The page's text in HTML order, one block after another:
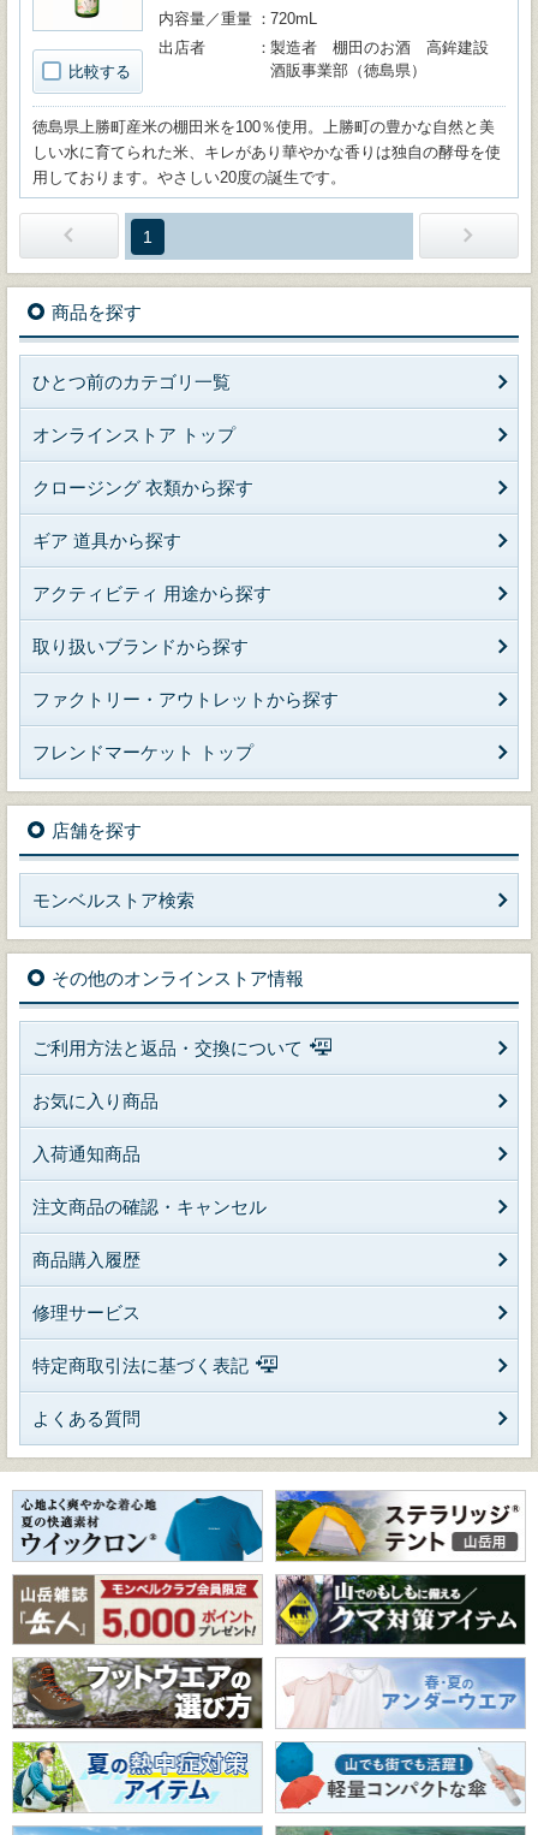
比較する
内容量／重量
720mL
出店者
製造者 棚田のお酒 高鉾建設
酒販事業部（徳島県）
徳島県上勝町産米の棚田米を100％使用。上勝町の豊かな自然と美
しい水に育てられた米、キレがあり華やかな香りは独自の酵母を使
用しております。やさしい20度の誕生です。
1
商品を探す
ひとつ前のカテゴリ一覧
オンラインストア トップ
クロージング 衣類から探す
ギア 道具から探す
アクティビティ 用途から探す
取り扱いブランドから探す
ファクトリー・アウトレットから探す
フレンドマーケット トップ
店舗を探す
モンベルストア検索
その他のオンラインストア情報
ご利用方法と返品・交換について
お気に入り商品
入荷通知商品
注文商品の確認・キャンセル
商品購入履歴
修理サービス
特定商取引法に基づく表記
よくある質問